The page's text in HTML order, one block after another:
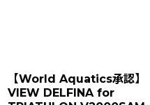
【World Aquatics承認】
VIEW DELFINA for